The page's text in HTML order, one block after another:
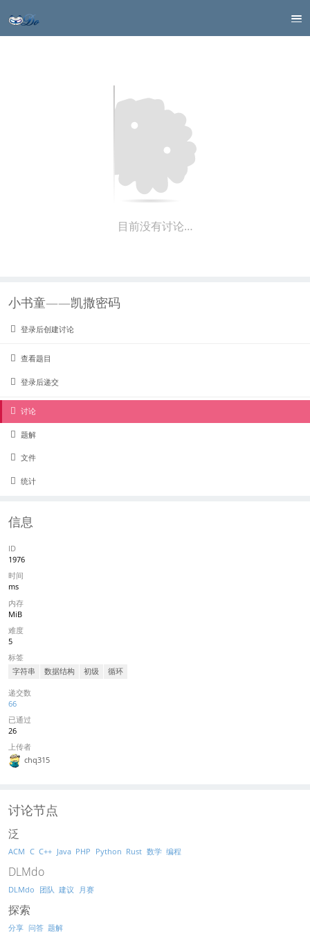
目前没有讨论…
小书童——凯撒密码
登录后创建讨论
查看题目
登录后递交
讨论
题解
文件
统计
信息
ID
1976
时间
ms
内存
MiB
难度
5
标签
字符串 数据结构 初级 循环
递交数
66
已通过
26
上传者
chq315
讨论节点
泛
ACM C C++ Java PHP Python Rust 数学 编程
DLMdo
DLMdo 团队 建议 月赛
探索
分享 问答 题解